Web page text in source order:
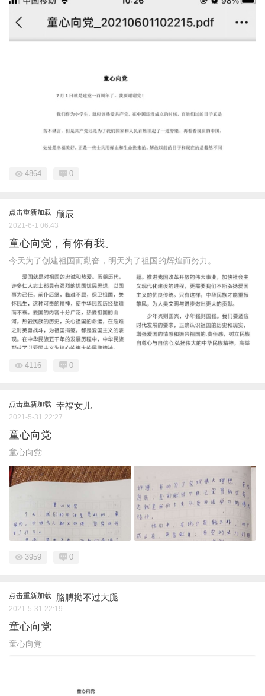
4864 0
点击重新加载 颀辰
2021-6-1 06:43
童心向党，有你有我。
今天为了创建祖国而勤奋，明天为了祖国的辉煌而努力。
4116 0
点击重新加载 幸福女儿
2021-5-31 22:27
童心向党
童心向党
3959 0
点击重新加载 胳膊拗不过大腿
2021-5-31 22:19
童心向党
童心向党